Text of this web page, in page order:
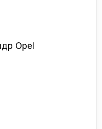
Opel